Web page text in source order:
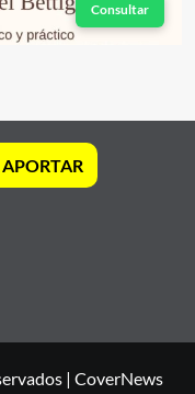
Consultar
APORTAR
| CoverNews